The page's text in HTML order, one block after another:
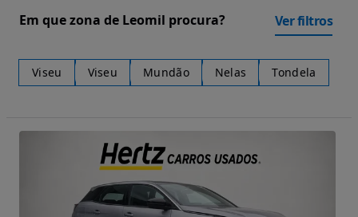
Em que zona de Leomil procura? Ver filtros
Viseu Viseu Mundão Nelas Tondela